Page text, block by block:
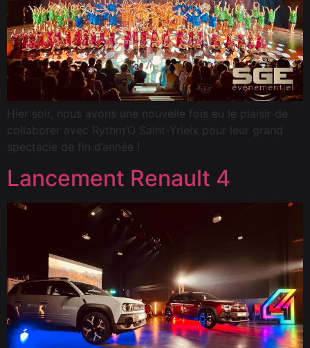
Hier soir, nous avons une nouvelle fois eu le plaisir de
collaborer avec Rythm’O Saint-Yrieix pour leur grand
spectacle de fin d’année !
Lancement Renault 4